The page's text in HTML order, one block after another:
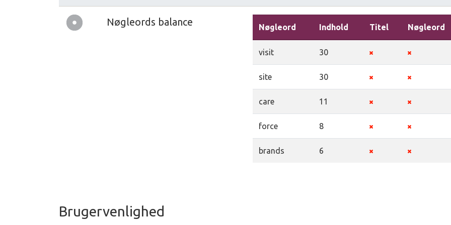
Nøgleords balance Nøgleord Indhold Titel Nøgleord
visit 30
site 30
care 11
force 8
brands 6
Brugervenlighed